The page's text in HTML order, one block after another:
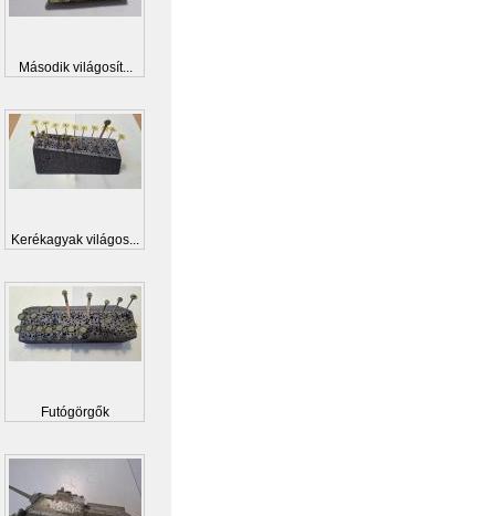
Második világosít...
Kerékagyak világos...
Futógörgők